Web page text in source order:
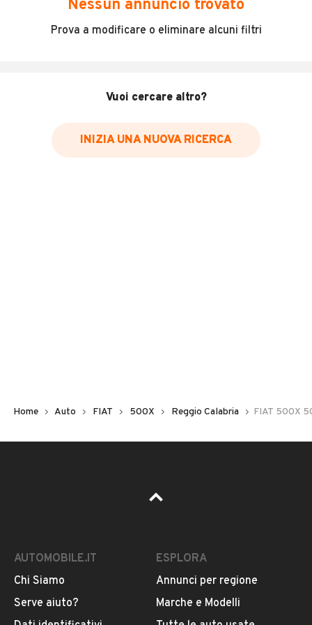
Incidenti in cui è stato coinvolto il veicolo
Data e luogo delle revisioni effettuate
Inserisci il numero di targa per verificare la disponibilità
Pubblicità
Nessun annuncio trovato
Prova a modificare o eliminare alcuni filtri
Vuoi cercare altro?
INIZIA UNA NUOVA RICERCA
Home Auto FIAT 500X Reggio Calabria FIAT 500X
AUTOMOBILE.IT
Chi Siamo
Serve aiuto?
ESPLORA
Annunci per regione
Marche e Modelli